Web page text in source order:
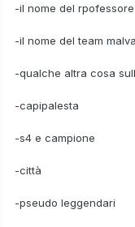
-il nome del
-il nome del team
-qualche altra cosa
-capipalesta
-s4 e campione
-città
-pseudo leggendari